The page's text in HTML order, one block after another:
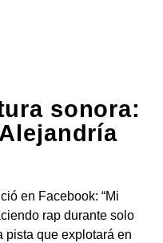
sonora:
en Facebook: “Mi
rap durante solo
pista que explotará en